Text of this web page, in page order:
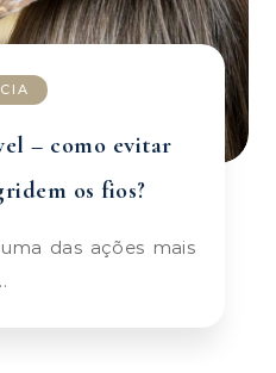
– como evitar
os fios?